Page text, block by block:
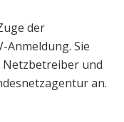
der
Anmeldung. Sie
Netzbetreiber und
an.